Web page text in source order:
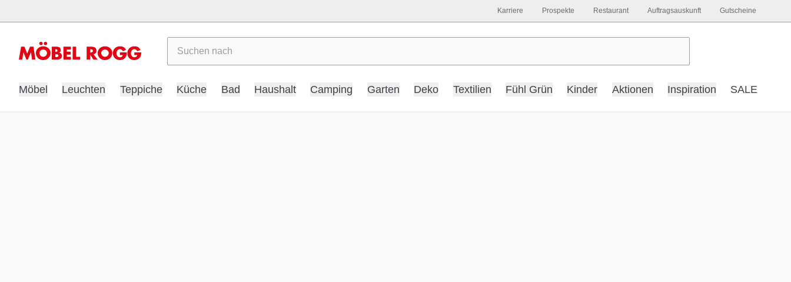
Möbel Leuchten Teppiche Küche Bad Haushalt Camping Garten Deko Textilien Fühl Grün Kinder Aktionen Inspiration SALE
Karriere Prospekte Restaurant Auftragsauskunft Gutscheine